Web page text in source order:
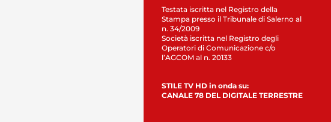
Testata iscritta nel Registro della
Stampa presso il Tribunale di Salerno al
n. 34/2009
Società iscritta nel Registro degli
Operatori di Comunicazione c/o
l’AGCOM al n. 20133
STILE TV HD in onda su:
CANALE 78 DEL DIGITALE TERRESTRE